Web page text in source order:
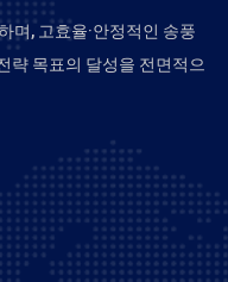
며, 고효율·안정적인 송풍
략 목표의 달성을 전면적으